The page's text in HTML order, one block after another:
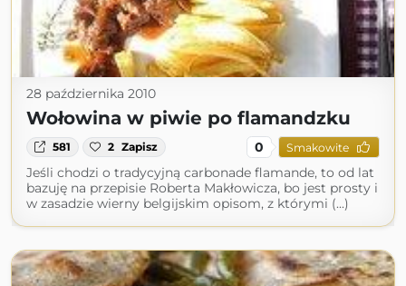
28 października 2010
Wołowina w piwie po flamandzku
581 2 Zapisz 0 Smakowite
Jeśli chodzi o tradycyjną carbonade flamande, to od lat
bazuję na przepisie Roberta Makłowicza, bo jest prosty i
w zasadzie wierny belgijskim opisom, z którymi (...)